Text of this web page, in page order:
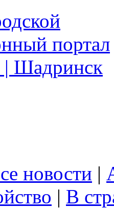
новости |
| В